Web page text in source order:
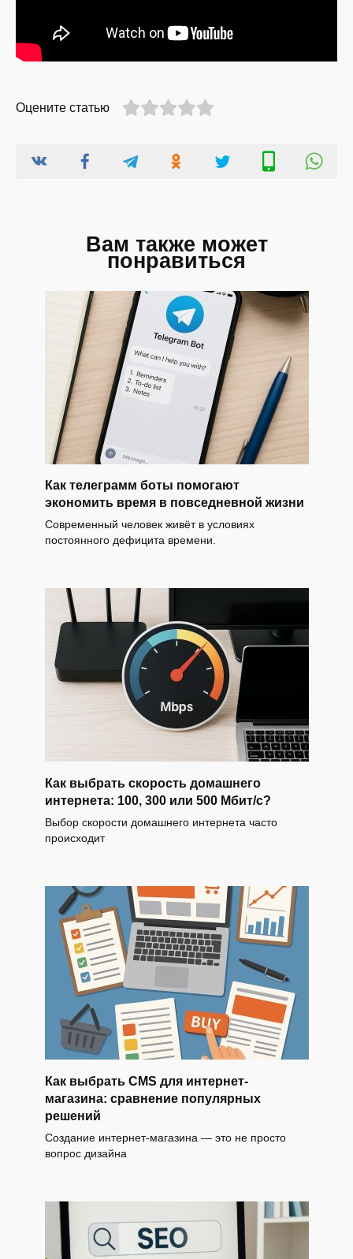
Оцените статью
Вам также может
понравиться
Как телеграмм боты помогают
экономить время в повседневной жизни
Современный человек живёт в условиях
постоянного дефицита времени.
Как выбрать скорость домашнего
интернета: 100, 300 или 500 Мбит/с?
Выбор скорости домашнего интернета часто
происходит
Как выбрать CMS для интернет-
магазина: сравнение популярных
решений
Создание интернет-магазина — это не просто
вопрос дизайна